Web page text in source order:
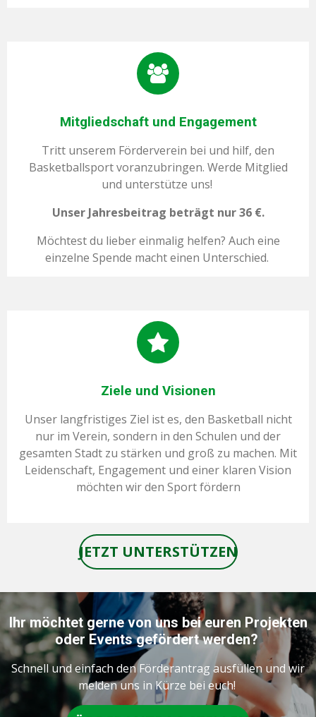
Mitgliedschaft und Engagement
Tritt unserem Förderverein bei und hilf, den
Basketballsport voranzubringen. Werde Mitglied
und unterstütze uns!
Unser Jahresbeitrag beträgt nur 36 €.
Möchtest du lieber einmalig helfen? Auch eine
einzelne Spende macht einen Unterschied.
Ziele und Visionen
Unser langfristiges Ziel ist es, den Basketball nicht
nur im Verein, sondern in den Schulen und der
gesamten Stadt zu stärken und groß zu machen. Mit
Leidenschaft, Engagement und einer klaren Vision
möchten wir den Sport fördern
JETZT UNTERSTÜTZEN
Ihr möchtet gerne von uns bei euren Projekten
oder Events gefördert werden?
Schnell und einfach den Förderantrag ausfüllen und wir
melden uns in Kürze bei euch!